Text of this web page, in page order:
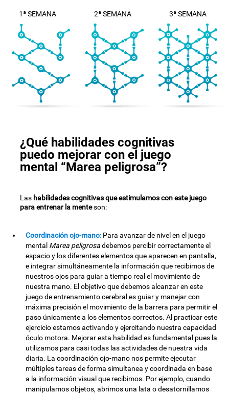
1ª SEMANA 2ª SEMANA 3ª SEMANA
¿Qué habilidades cognitivas
puedo mejorar con el juego
mental “Marea peligrosa”?
Las habilidades cognitivas que estimulamos con este juego
para entrenar la menteson:
Coordinación ojo-mano: Para avanzar de nivel en el juego
mental Marea peligrosadebemos percibir correctamente el
espacio y los diferentes elementos que aparecen en pantalla,
e integrar simultáneamente la información que recibimos de
nuestros ojos para guiar a tiempo real el movimiento de
nuestra mano. El objetivo que debemos alcanzar en este
juego de entrenamiento cerebral es guiar y manejar con
máxima precisión el movimiento de la barrera para permitir el
paso únicamente a los elementos correctos. Al practicar este
ejercicio estamos activando y ejercitando nuestra capacidad
óculo motora. Mejorar esta habilidad es fundamental pues la
utilizamos para casi todas las actividades de nuestra vida
diaria. La coordinación ojo-mano nos permite ejecutar
múltiples tareas de forma simultanea y coordinada en base
a la información visual que recibimos. Por ejemplo, cuando
manipulamos objetos, abrimos una lata o desatornillamos